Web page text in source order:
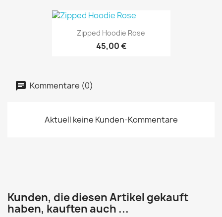
Zipped Hoodie Rose
45,00 €
Kommentare (0)
Aktuell keine Kunden-Kommentare
Kunden, die diesen Artikel gekauft
haben, kauften auch ...